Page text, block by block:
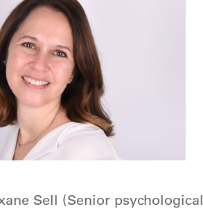
Sell (Senior psychological